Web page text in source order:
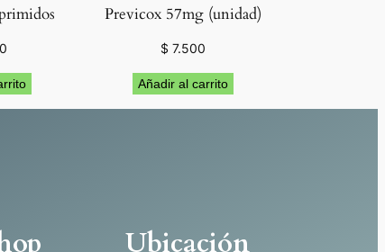
Previcox 57mg (unidad)
$ 7.500
Añadir al carrito
Ubicación